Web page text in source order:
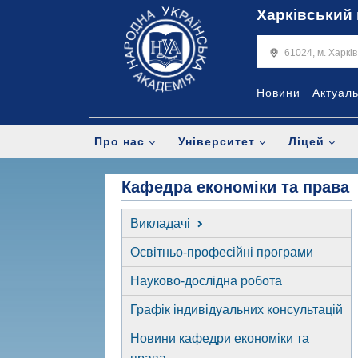
Харківський
61024, м.
Новини
Про нас Університет Ліцей
Кафедра економіки та права
Викладачі
Освітньо-професійні програми
Науково-дослідна робота
Графік індивідуальних консультацій
Новини кафедри економіки та